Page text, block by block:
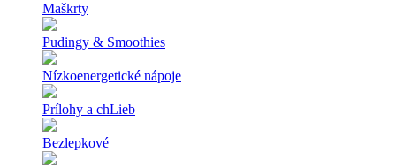
Maškrty
Pudingy & Smoothies
Nízkoenergetické nápoje
Prílohy a chLieb
Bezlepkové